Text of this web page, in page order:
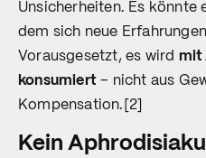
Unsicherheiten. Es könnte
dem sich neue
Vorausgesetzt, es wird mit
konsumiert – nicht aus
Kompensation.[2]
Kein